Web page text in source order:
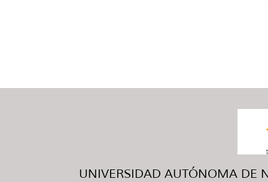
UNIVERSIDAD AUTÓNOMA DE